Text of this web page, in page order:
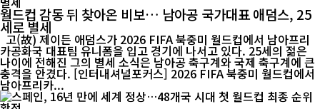
월드컵 감동 뒤 찾아온 비보… 남아공 국가대표 애덤스, 25
세로 별세
카공화국 대표팀 유니폼을 입고 경기에 나서고 있다. 25세의 젊은
나이에 전해진 그의 별세 소식은 남아공 축구계와 국제 축구계에 큰
충격을 안겼다. [인터내셔널포커스] 2026 FIFA 북중미 월드컵에서
남아프리카...